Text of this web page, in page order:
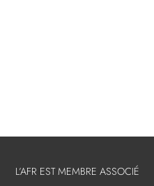
L’AFR EST MEMBRE ASSOCIÉ